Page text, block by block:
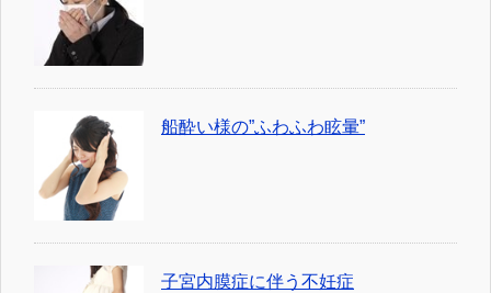
船酔い様の”ふわふわ眩暈”
子宮内膜症に伴う不妊症